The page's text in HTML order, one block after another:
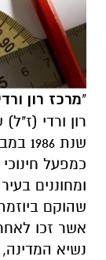
"מרכז רון
שנת
כמפעל
ומחוננים
שהוקם ביוזמת
אשר זכו
נשיא